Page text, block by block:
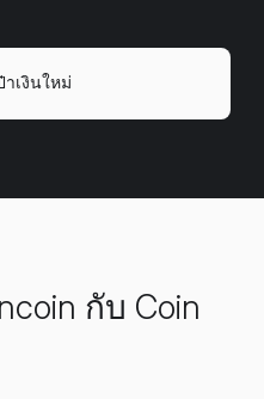
าเงินใหม่
กับ Coin